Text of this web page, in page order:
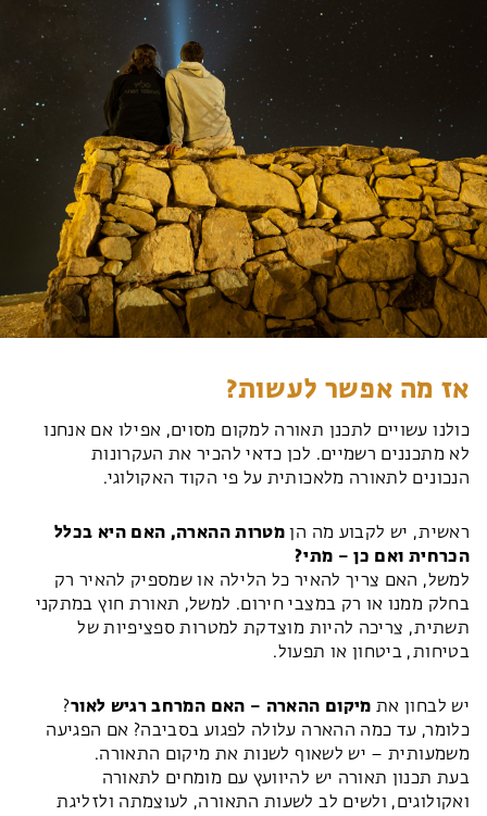
אז מה אפשר לעשות?
כולנו עשויים לתכנן תאורה למקום מסוים, אפילו אם אנחנו
לא מתכננים רשמיים. לכן כדאי להכיר את העקרונות
הנכונים לתאורה מלאכותית על פי הקוד האקולוגי.
ראשית, יש לקבוע מה הן מטרות ההארה, האם היא בכלל
הכרחית ואם כן – מתי?
למשל, האם צריך להאיר כל הלילה או שמספיק להאיר רק
בחלק ממנו או רק במצבי חירום. למשל, תאורת חוץ במתקני
תשתית, צריכה להיות מוצדקת למטרות ספציפיות של
בטיחות, ביטחון או תפעול.
יש לבחון את מיקום ההארה – האם המרחב רגיש לאור?
כלומר, עד כמה ההארה עלולה לפגוע בסביבה? אם הפגיעה
משמעותית – יש לשאוף לשנות את מיקום התאורה.
בעת תכנון תאורה יש להיוועץ עם מומחים לתאורה
ואקולוגים, ולשים לב לשעות התאורה, לעוצמתה ולזליגת